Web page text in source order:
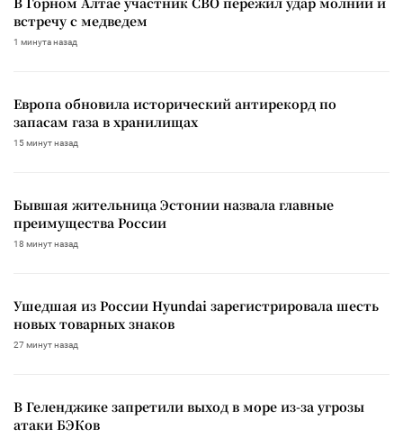
встречу с медведем
1 минута назад
Европа обновила исторический антирекорд по
запасам газа в хранилищах
15 минут назад
Бывшая жительница Эстонии назвала главные
преимущества России
18 минут назад
Ушедшая из России Hyundai зарегистрировала шесть
новых товарных знаков
27 минут назад
В Геленджике запретили выход в море из-за угрозы
атаки БЭКов